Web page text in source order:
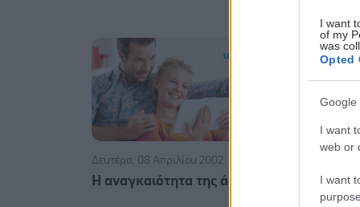
I want
of my
was
Opted
Google
I want
web or
I want
Δευτέρα, 08 Απριλίου 2002
Η αναγκαιότητα της άσκησης